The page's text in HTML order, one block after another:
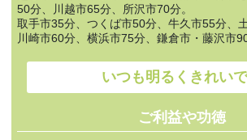
50分、川越市65分、所沢市70分。
取手市35分、つくば市50分、牛久市55分、
川崎市60分、横浜市75分、鎌倉市・藤沢市90
いつも明るくきれい
ご利益や功徳